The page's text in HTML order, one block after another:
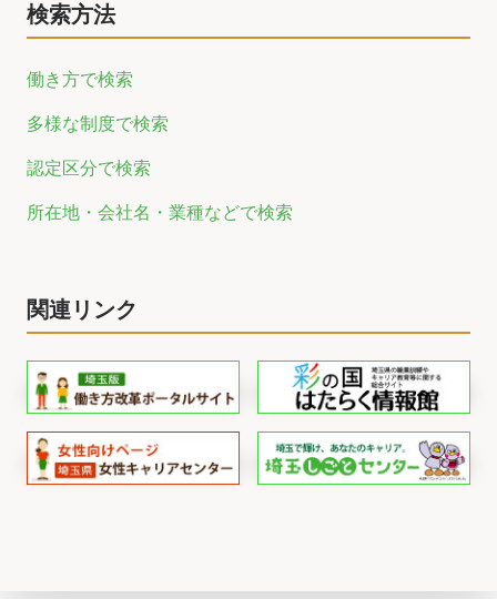
検索方法
働き方で検索
多様な制度で検索
認定区分で検索
所在地・会社名・業種などで検索
関連リンク